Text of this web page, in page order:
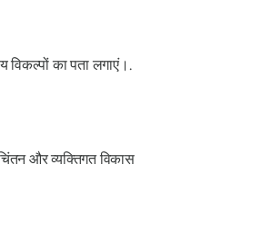
विकल्पों का पता लगाएं।.
और व्यक्तिगत विकास